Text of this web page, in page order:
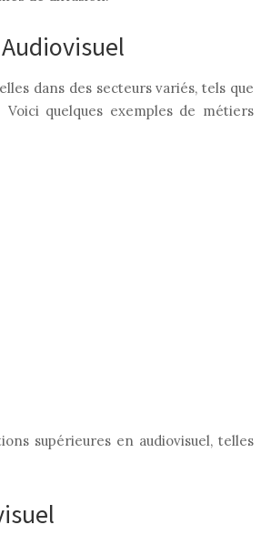
dans des secteurs variés, tels que
quelques exemples de métiers
supérieures en audiovisuel, telles